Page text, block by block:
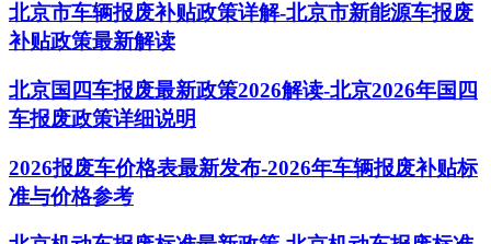
北京市车辆报废补贴政策详解-北京市新能源车报废
补贴政策最新解读
北京国四车报废最新政策2026解读-北京2026年国四
车报废政策详细说明
2026报废车价格表最新发布-2026年车辆报废补贴标
准与价格参考